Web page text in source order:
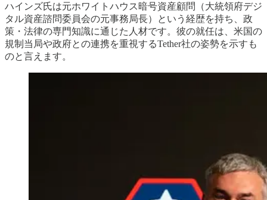
ハインズ氏は元ホワイトハウス暗号資産顧問（大統領府デジ
タル資産諮問委員会の元事務局長）という経歴を持ち、政
策・法律の専門知識に通じた人材です。彼の就任は、米国の
規制当局や政府との連携を重視するTether社の姿勢を示すも
のと言えます。